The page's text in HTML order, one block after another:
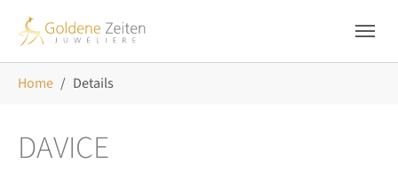
Home Details
DAVICE